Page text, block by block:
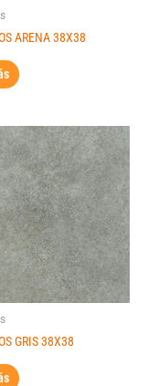
ARENA 38X38
GRIS 38X38